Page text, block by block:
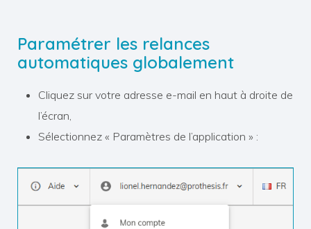
Paramétrer les relances
automatiques globalement
Cliquez sur votre adresse e-mail en haut à droite de
l’écran,
Sélectionnez « Paramètres de l’application » :